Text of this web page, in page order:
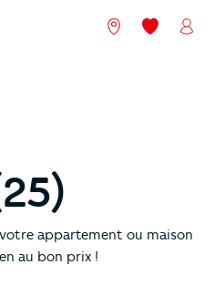
Nos agences
Mes
appartement ou maison
au bon prix !